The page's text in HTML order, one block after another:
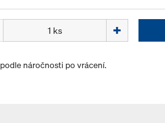
náročnosti po vrácení.